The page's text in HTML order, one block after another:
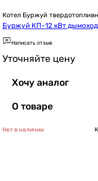
Котел Буржуй
Буржуй КП-12 кВт дымоход
мм)
Написать отзыв
Уточняйте цену
Хочу аналог
О товаре
Нет в наличии